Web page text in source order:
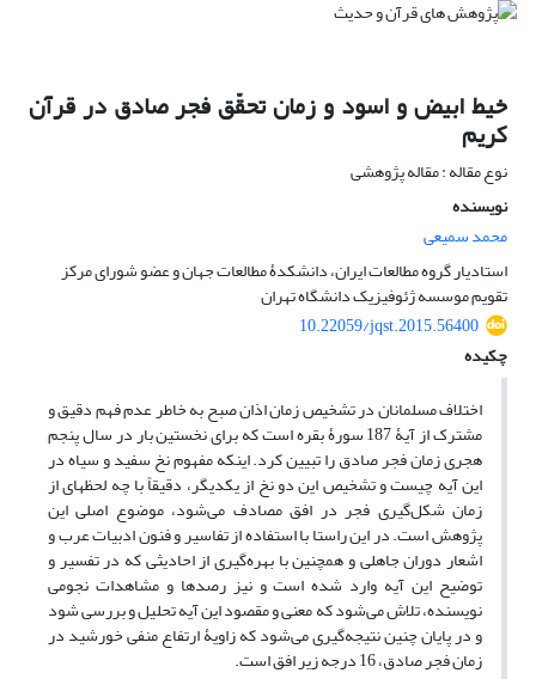
خیط ابیض و اسود و زمان تحقّق فجر صادق در قرآن
کریم
نوع مقاله : مقاله پژوهشی
نویسنده
محمد سمیعی
استادیار گروه مطالعات ایران، دانشکدۀ مطالعات جهان و عضو شورای مرکز
تقویم موسسه ژئوفیزیک دانشگاه تهران
10.22059/jqst.2015.56400
چکیده
اختلاف مسلمانان در تشخیص زمان اذان صبح به خاطر عدم فهم دقیق و
مشترک از آیۀ 187 سورۀ بقره است که برای نخستین بار در سال پنجم
هجری زمان فجر صادق را تبیین کرد. اینکه مفهوم نخ سفید و سیاه در
این آیه چیست و تشخیص این دو نخ از یکدیگر، دقیقاً با چه لحظهای از
زمان شکل‌گیری فجر در افق مصادف می‌شود، موضوع اصلی این
پژوهش است. در این راستا با استفاده از تفاسیر و فنون ادبیات عرب و
اشعار دوران جاهلی و همچنین با بهره‌گیری از احادیثی که در تفسیر و
توضیح این آیه وارد شده است و نیز رصدها و مشاهدات نجومی
نویسنده، تلاش می‌شود که معنی و مقصود این آیه تحلیل و بررسی شود
و در پایان چنین نتیجه‌گیری می‌شود که زاویۀ ارتفاع منفی خورشید در
زمان فجر صادق، 16 درجه زیر افق است.